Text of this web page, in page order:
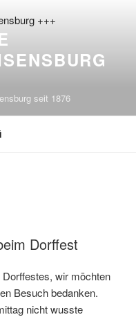
seit 1876
Dorffest
wir möchten
Besuch bedanken.
nicht wusste